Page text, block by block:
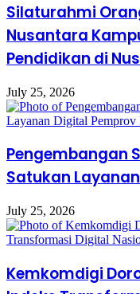
Silaturahmi
Nusantara
Pendidikan di
July 25, 2026
Pengembangan
Satukan
July 25, 2026
Kemkomdigi